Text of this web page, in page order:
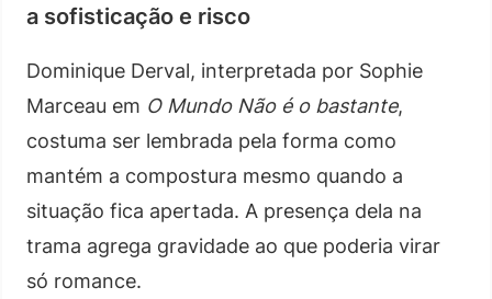
a sofisticação e risco
Dominique Derval, interpretada por Sophie
Marceau em O Mundo Não é o bastante,
costuma ser lembrada pela forma como
mantém a compostura mesmo quando a
situação fica apertada. A presença dela na
trama agrega gravidade ao que poderia virar
só romance.